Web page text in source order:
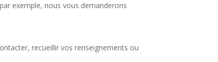
exemple, nous vous demanderons
recueillir vos renseignements ou